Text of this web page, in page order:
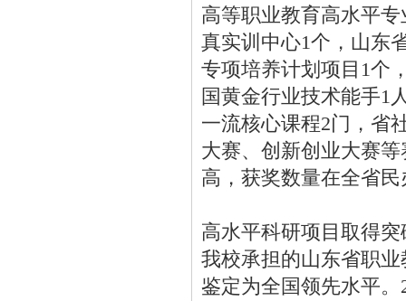
高等职业教育高水平
真实训中心1个，山东
专项培养计划项目1个
国黄金行业技术能手1
一流核心课程2门，省
大赛、创新创业大赛
高，获奖数量在全省
高水平科研项目取得
我校承担的山东省职
鉴定为全国领先水平